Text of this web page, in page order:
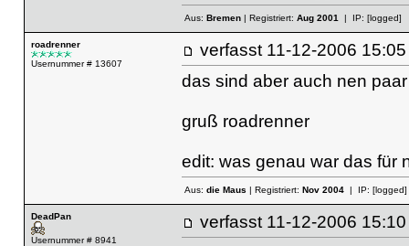
Aus: Bremen| Registriert: Aug 2001 | IP: [logged]
roadrenner
Usernummer # 13607
verfasst 11-12-2006
das sind aber auch nen
gruß roadrenner
edit: was genau war das für
Aus: die Maus | Registriert: Nov 2004| IP: [logged]
DeadPan
Usernummer # 8941
verfasst 11-12-2006